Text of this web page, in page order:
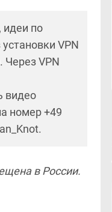
идеи по
VPN
Через VPN
видео
номер +49
в России.